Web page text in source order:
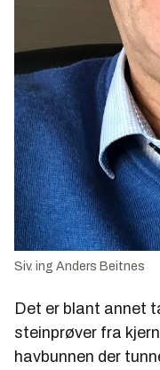
Siv. ing Anders Beitnes
Det er blant annet
steinprøver fra
havbunnen der